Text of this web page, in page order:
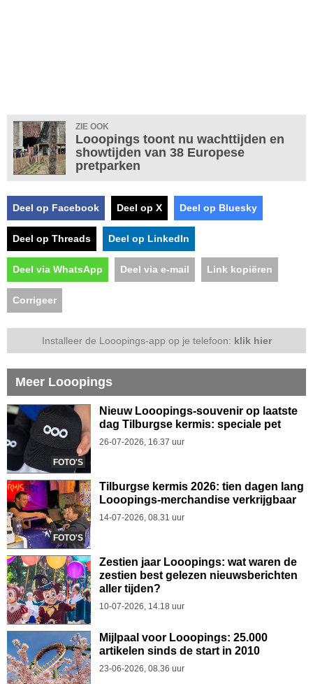
ZIE OOK
Looopings toont nu wachttijden en
showtijden van 38 Europese
pretparken
Deel op Facebook Deel op X Deel op Bluesky
Deel op Threads Deel op LinkedIn
Deel via WhatsApp Deel via e-mail Link kopiëren
Corrigeer
Installeer de Looopings-app op je telefoon: klik hier
Meer Looopings
FOTO'S
Nieuw Looopings-souvenir op laatste
dag Tilburgse kermis: speciale pet
26-07-2026, 16.37 uur
FOTO'S
Tilburgse kermis 2026: tien dagen lang
Looopings-merchandise verkrijgbaar
14-07-2026, 08.31 uur
Zestien jaar Looopings: wat waren de
zestien best gelezen nieuwsberichten
aller tijden?
10-07-2026, 14.18 uur
Mijlpaal voor Looopings: 25.000
artikelen sinds de start in 2010
23-06-2026, 08.36 uur